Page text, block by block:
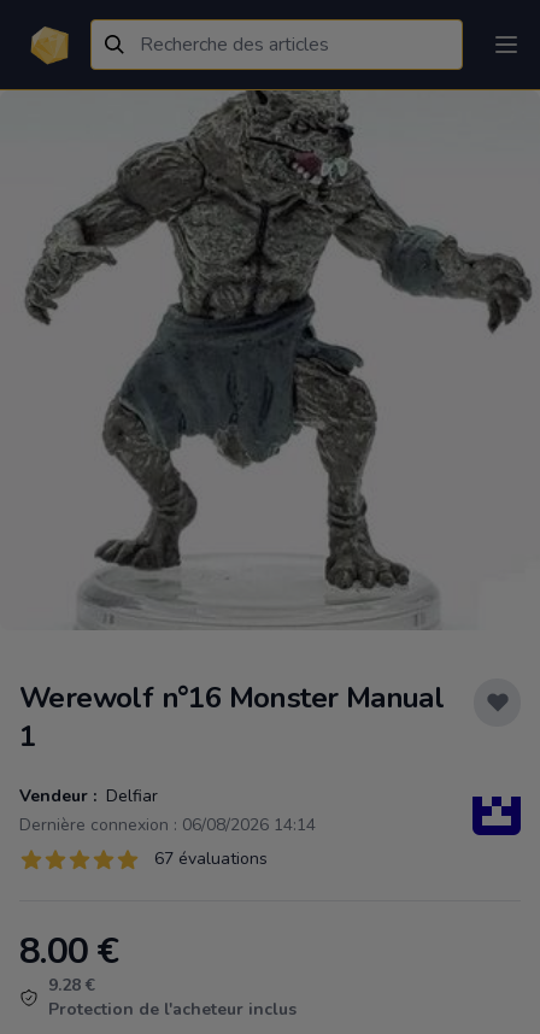
Werewolf n°16 Monster Manual
1
Vendeur : Delfiar
Dernière connexion : 06/08/2026 14:14
Évaluations
67 sur 5 étoiles 67 évaluations
Product information
8.00€
9.28 €
Protection de l'acheteur inclus